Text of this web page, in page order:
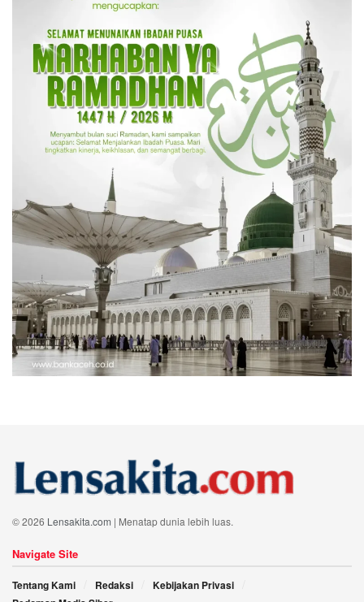
© 2026 Lensakita.com | Menatap dunia lebih luas.
Navigate Site
Tentang Kami Redaksi
Kebijakan Privasi